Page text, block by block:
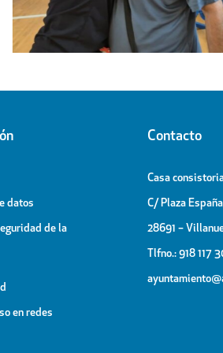
datos
de la
en redes
Contacto
Casa
C/ Plaza
28691 –
Tlfno.: 918 117